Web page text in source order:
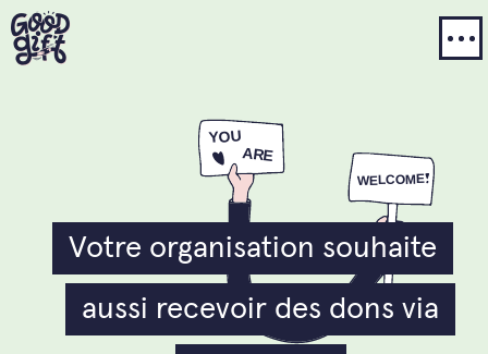
Votre organisation souhaite
aussi recevoir des dons via